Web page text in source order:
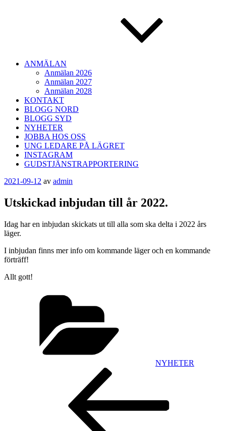
ANMÄLAN
Anmälan 2026
Anmälan 2027
Anmälan 2028
KONTAKT
BLOGG NORD
BLOGG SYD
NYHETER
JOBBA HOS OSS
UNG LEDARE PÅ LÄGRET
INSTAGRAM
GUDSTJÄNSTRAPPORTERING
Publicerat
2021-09-12 av admin
Utskickad inbjudan till år 2022.
Idag har en inbjudan skickats ut till alla som ska delta i 2022 års
läger.
I inbjudan finns mer info om kommande läger och en kommande
förträff!
Allt gott!
NYHETER
Inläggsnavigering